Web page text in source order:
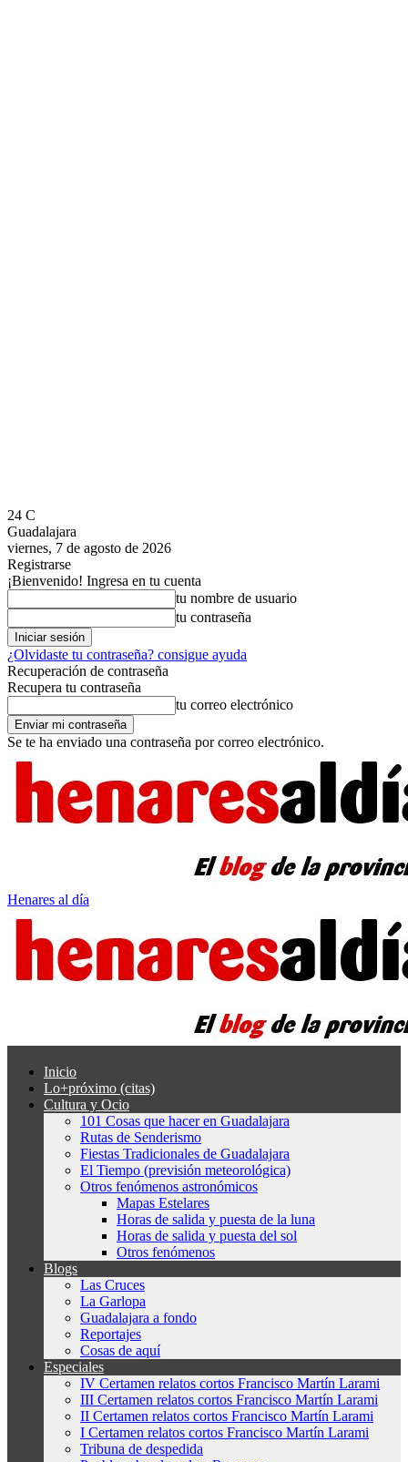
24 C
Guadalajara
viernes, 7 de agosto de 2026
Registrarse
¡Bienvenido! Ingresa en tu cuenta
tu nombre de usuario
tu contraseña
¿Olvidaste tu contraseña? consigue ayuda
Recuperación de contraseña
Recupera tu contraseña
tu correo electrónico
Se te ha enviado una contraseña por correo electrónico.
Henares al día
Inicio
Lo+próximo (citas)
Cultura y Ocio
101 Cosas que hacer en Guadalajara
Rutas de Senderismo
Fiestas Tradicionales de Guadalajara
El Tiempo (previsión meteorológica)
Otros fenómenos astronómicos
Mapas Estelares
Horas de salida y puesta de la luna
Horas de salida y puesta del sol
Otros fenómenos
Blogs
Las Cruces
La Garlopa
Guadalajara a fondo
Reportajes
Cosas de aquí
Especiales
IV Certamen relatos cortos Francisco Martín Larami
III Certamen relatos cortos Francisco Martín Larami
II Certamen relatos cortos Francisco Martín Larami
I Certamen relatos cortos Francisco Martín Larami
Tribuna de despedida